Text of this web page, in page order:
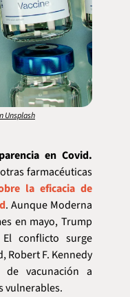
Unsplash
en Covid.
farmacéuticas
la eficacia de
. Aunque Moderna
en mayo, Trump
conflicto surge
Robert F. Kennedy
de vacunación a
vulnerables.